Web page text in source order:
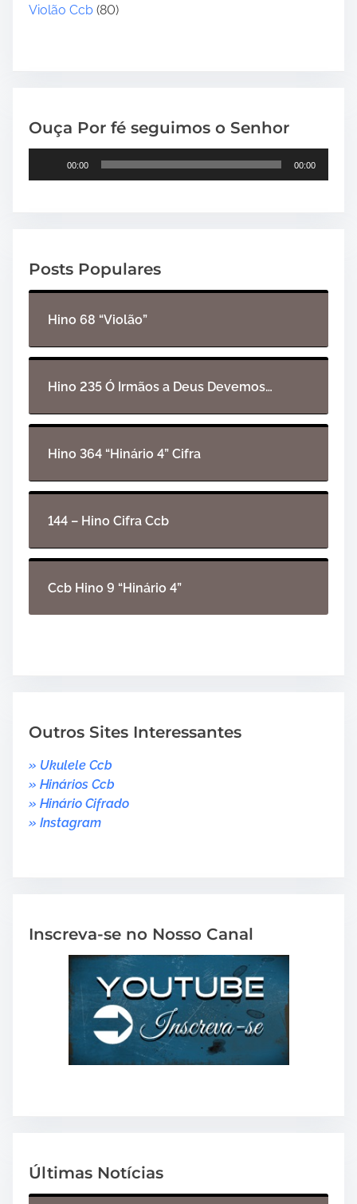
Violão Ccb (80)
Ouça Por fé seguimos o Senhor
r
d
u
00:00 00:00
Posts Populares
Hino 68 “Violão”
Hino 235 Ó Irmãos a Deus Devemos…
Hino 364 “Hinário 4” Cifra
144 – Hino Cifra Ccb
Ccb Hino 9 “Hinário 4”
Outros Sites Interessantes
» Ukulele Ccb
» Hinários Ccb
» Hinário Cifrado
» Instagram
Inscreva-se no Nosso Canal
Últimas Notícias